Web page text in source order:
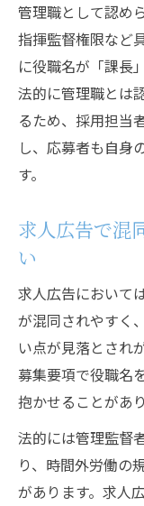
求人広告
を解説
誤解を
める
管理監督者
求人広
バイト
を整理
採用現
いに注意
正社員管
の実際
バイトと正
採用現
管理職として認め
指揮監督権限など
に役職名が「課長
法的に管理職とは
るため、採用担当
し、応募者も自身
す。
求人広告で混
い
求人広告において
が混同されやすく
い点が見落とされ
募集要項で役職名
抱かせることがあり
法的には管理監督
り、時間外労働の
があります。求人